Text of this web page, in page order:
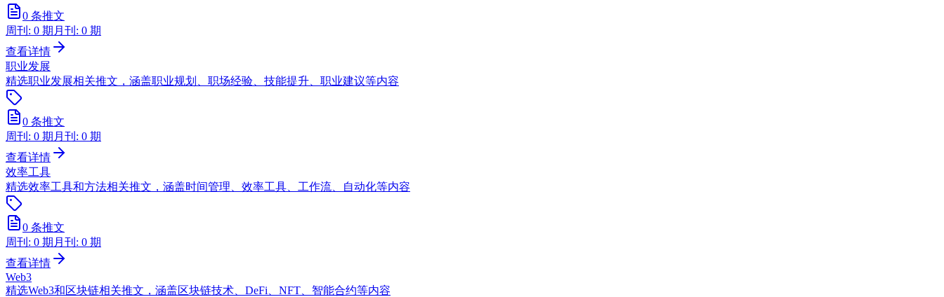
0 条推文
周刊: 0 期 月刊: 0 期
查看详情
职业发展
精选职业发展相关推文，涵盖职业规划、职场经验、技能提升、职业建议等内容
0 条推文
周刊: 0 期 月刊: 0 期
查看详情
效率工具
精选效率工具和方法相关推文，涵盖时间管理、效率工具、工作流、自动化等内容
0 条推文
周刊: 0 期 月刊: 0 期
查看详情
Web3
精选Web3和区块链相关推文，涵盖区块链技术、DeFi、NFT、智能合约等内容